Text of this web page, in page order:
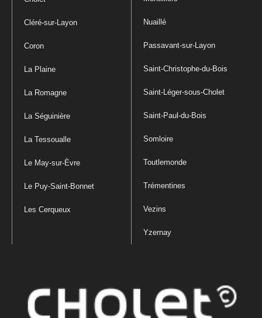
Cléré-sur-Layon
Coron
La Plaine
La Romagne
La Séguinière
La Tessoualle
Le May-sur-Èvre
Le Puy-Saint-Bonnet
Les Cerqueux
Nuaillé
Passavant-sur-Layon
Saint-Christophe-du-Bois
Saint-Léger-sous-Cholet
Saint-Paul-du-Bois
Somloire
Toutlemonde
Trémentines
Vezins
Yzernay